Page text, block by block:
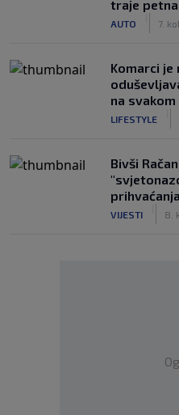
traje
AUTO 7. kol.
Komarci je
na
LIFESTYLE
Bivši
VIJESTI 8.